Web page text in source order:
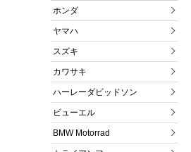
ホンダ
ヤマハ
スズキ
カワサキ
ハーレーダビッドソン
ビューエル
BMW Motorrad